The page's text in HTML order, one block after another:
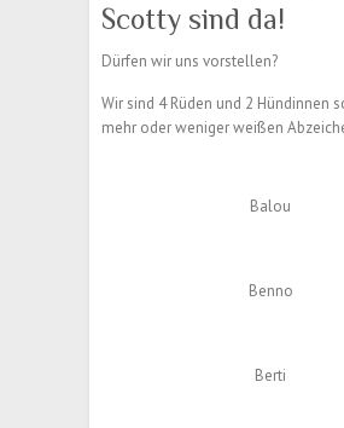
Scotty sind da!
Dürfen wir uns vorstellen?
Wir sind 4 Rüden und 2 Hündinnen
mehr oder weniger weißen
Balou
Benno
Berti